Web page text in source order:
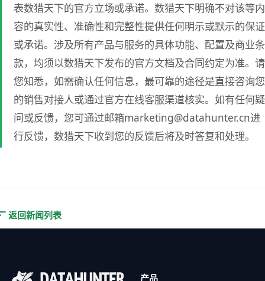
表数猎天下的官方立场或承诺。数猎天下明确不对该等内
容的真实性、准确性和完整性提供任何明示或默示的保证
或承诺。涉及所有产品与服务的具体功能、配置及商业条
款，均须以数猎天下发布的官方文档及合同约定为准。请
您知悉，如需确认任何信息，最可靠的途径是直接咨询您
的销售对接人或通过官方在线客服渠道核实。如有任何疑
问或反馈，您可通过邮箱marketing@datahunter.cn进
行反馈，数猎天下收到您的反馈后将及时答复和处理。
返回新闻列表
产品